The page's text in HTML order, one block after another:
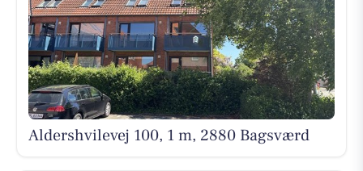
Aldershvilevej 100, 1 m, 2880 Bagsværd